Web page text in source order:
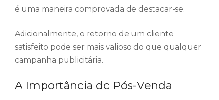
é uma maneira comprovada de destacar-se.
Adicionalmente, o retorno de um cliente
satisfeito pode ser mais valioso do que qualquer
campanha publicitária.
A Importância do Pós-Venda